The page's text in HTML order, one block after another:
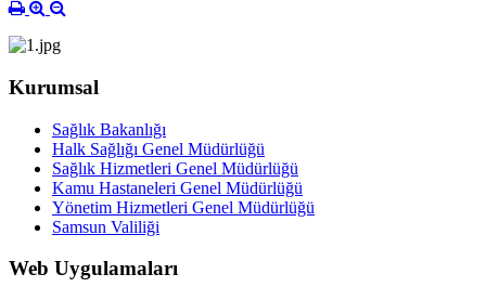
Kurumsal
Sağlık Bakanlığı
Halk Sağlığı Genel Müdürlüğü
Sağlık Hizmetleri Genel Müdürlüğü
Kamu Hastaneleri Genel Müdürlüğü
Yönetim Hizmetleri Genel Müdürlüğü
Samsun Valiliği
Web Uygulamaları